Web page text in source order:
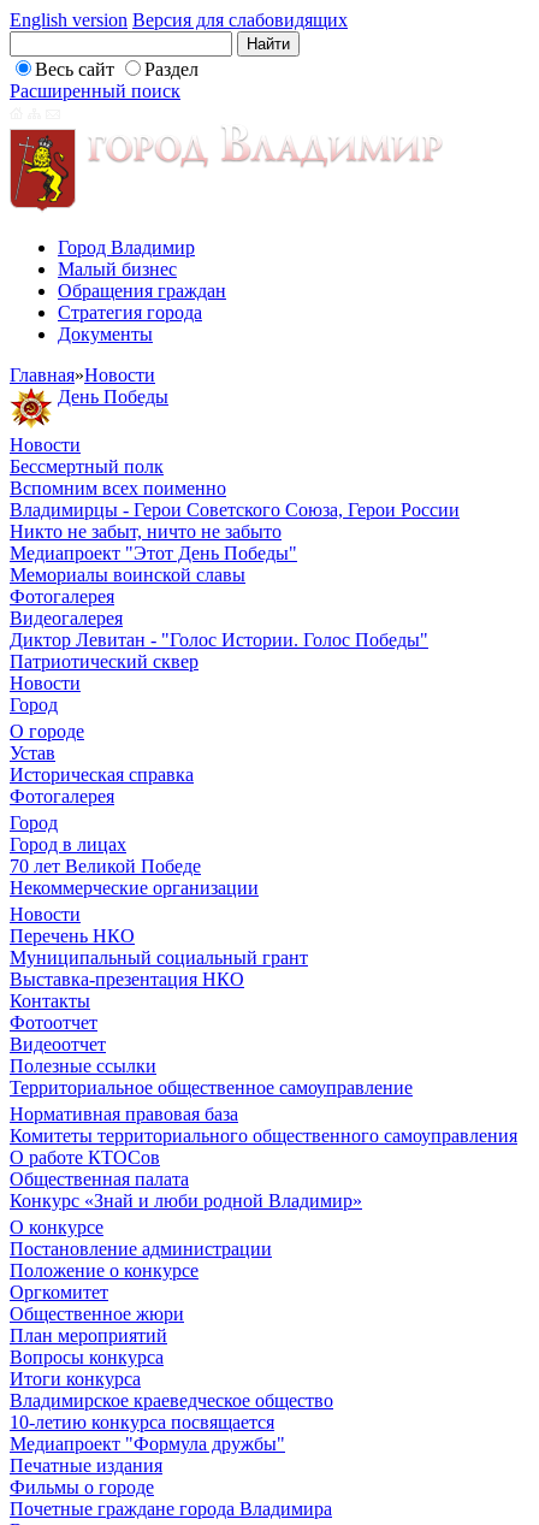
English version Версия для слабовидящих
Весь сайт
Раздел
Расширенный поиск
Город Владимир
Малый бизнес
Обращения граждан
Стратегия города
Документы
Главная»Новости
День Победы
Новости
Бессмертный полк
Вспомним всех поименно
Владимирцы - Герои Советского Союза, Герои России
Никто не забыт, ничто не забыто
Медиапроект "Этот День Победы"
Мемориалы воинской славы
Фотогалерея
Видеогалерея
Диктор Левитан - "Голос Истории. Голос Победы"
Патриотический сквер
Новости
Город
О городе
Устав
Историческая справка
Фотогалерея
Город
Город в лицах
70 лет Великой Победе
Некоммерческие организации
Новости
Перечень НКО
Муниципальный социальный грант
Выставка-презентация НКО
Контакты
Фотоотчет
Видеоотчет
Полезные ссылки
Территориальное общественное самоуправление
Нормативная правовая база
Комитеты территориального общественного самоуправления
О работе КТОСов
Общественная палата
Конкурс «Знай и люби родной Владимир»
О конкурсе
Постановление администрации
Положение о конкурсе
Оргкомитет
Общественное жюри
План мероприятий
Вопросы конкурса
Итоги конкурса
Владимирское краеведческое общество
10-летию конкурса посвящается
Медиапроект "Формула дружбы"
Печатные издания
Фильмы о городе
Почетные граждане города Владимира